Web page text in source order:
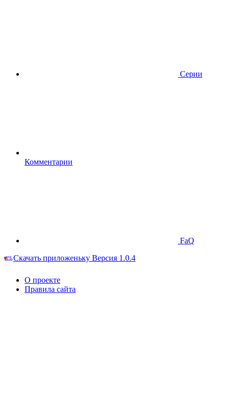
Серии
Комментарии
FaQ
Скачать приложеньку Версия 1.0.4
О проекте
Правила сайта